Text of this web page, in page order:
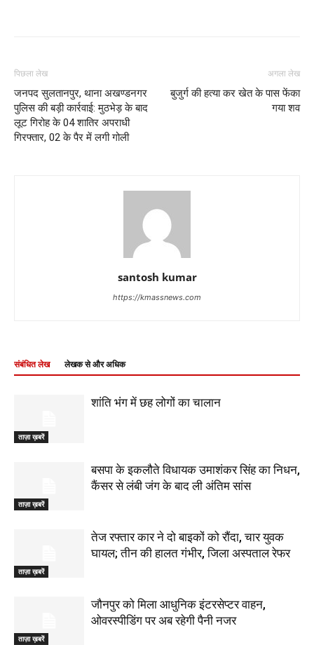
पिछला लेख
जनपद सुलतानपुर, थाना अखण्डनगर
पुलिस की बड़ी कार्रवाई: मुठभेड़ के बाद
लूट गिरोह के 04 शातिर अपराधी
गिरफ्तार, 02 के पैर में लगी गोली
अगला लेख
बुजुर्ग की हत्या कर खेत के पास फेंका
गया शव
santosh kumar
https://kmassnews.com
संबंधित लेख लेखक से और अधिक
ताज़ा ख़बरें
शांति भंग में छह लोगों का चालान
ताज़ा ख़बरें
बसपा के इकलौते विधायक उमाशंकर सिंह का निधन,
कैंसर से लंबी जंग के बाद ली अंतिम सांस
ताज़ा ख़बरें
तेज रफ्तार कार ने दो बाइकों को रौंदा, चार युवक
घायल; तीन की हालत गंभीर, जिला अस्पताल रेफर
ताज़ा ख़बरें
जौनपुर को मिला आधुनिक इंटरसेप्टर वाहन,
ओवरस्पीडिंग पर अब रहेगी पैनी नजर